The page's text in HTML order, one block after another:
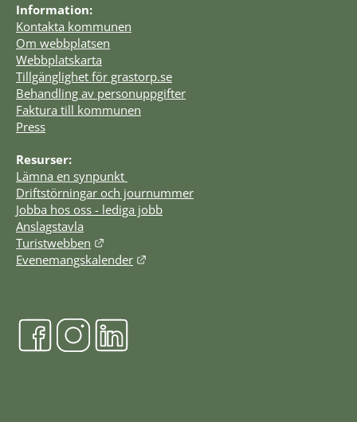
Information:
Kontakta kommunen
Om webbplatsen
Webbplatskarta
Tillgänglighet för grastorp.se
Behandling av personuppgifter
Faktura till kommunen
Press
Resurser:
Lämna en synpunkt
Driftstörningar och journummer
Jobba hos oss - lediga jobb
Anslagstavla
Turistwebben
Länk till annan webbplats.
Evenemangskalender
Länk till annan webbplats.